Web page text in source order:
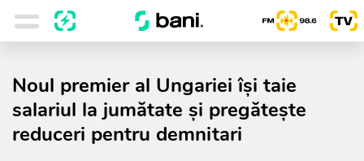
Noul premier al Ungariei își taie
salariul la jumătate și pregătește
reduceri pentru demnitari